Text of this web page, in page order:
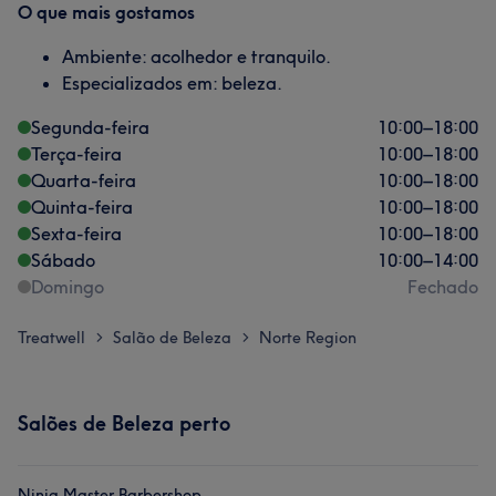
O que mais gostamos
Ambiente: acolhedor e tranquilo.
Especializados em: beleza.
Segunda-feira
10:00–18:00
Terça-feira
10:00–18:00
Quarta-feira
10:00–18:00
Quinta-feira
10:00–18:00
Sexta-feira
10:00–18:00
Sábado
10:00–14:00
Domingo
Fechado
Treatwell > Salão de Beleza > Norte Region
Salões de Beleza perto